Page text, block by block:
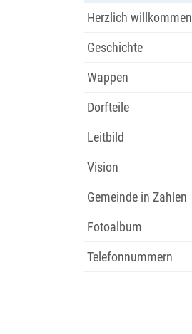
Herzlich willkommen
Geschichte
Wappen
Dorfteile
Leitbild
Vision
Gemeinde in Zahlen
Fotoalbum
Telefonnummern